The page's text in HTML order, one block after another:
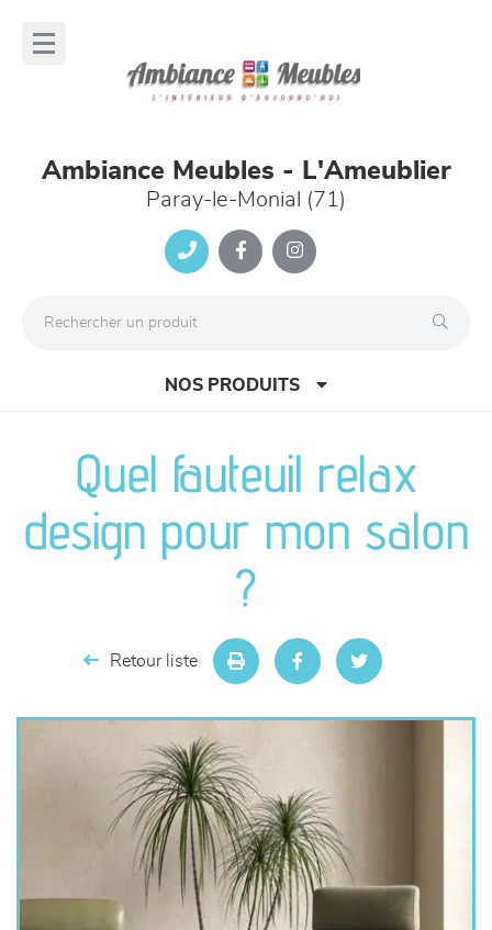
Ambiance Meubles - L'Ameublier
Paray-le-Monial (71)
NOS PRODUITS
canapés et fauteuils
séjours
chambres et dressing
décoration
Quel fauteuil relax
design pour mon salon
?
Retour liste